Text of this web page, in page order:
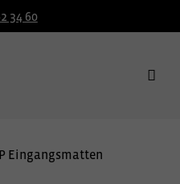
34 60
Eingangsmatten